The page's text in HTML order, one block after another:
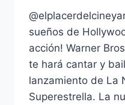
sueños de
acción! Warner
te hará cantar y
lanzamiento de La
Superestrella. La